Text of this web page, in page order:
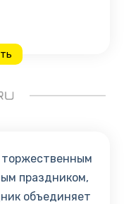
торжественным
праздником,
объединяет